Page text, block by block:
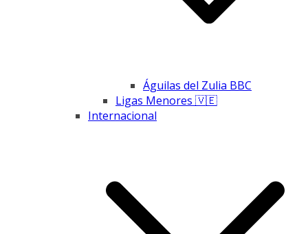
Águilas del Zulia BBC
Ligas Menores 🇻🇪
Internacional